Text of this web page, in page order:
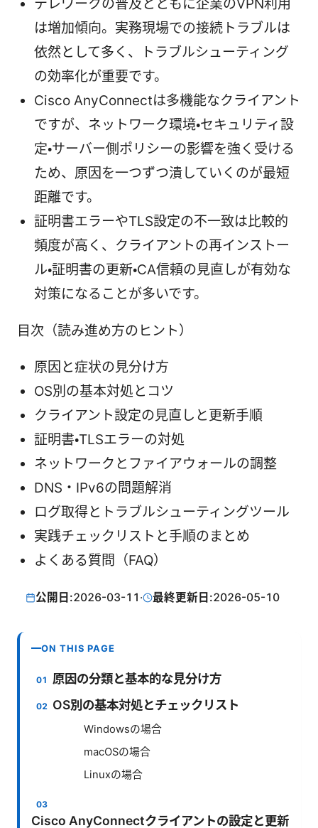
テレワークの普及とともに企業のVPN利用
は増加傾向。実務現場での接続トラブルは
依然として多く、トラブルシューティング
の効率化が重要です。
Cisco AnyConnectは多機能なクライアント
ですが、ネットワーク環境・セキュリティ設
定・サーバー側ポリシーの影響を強く受ける
ため、原因を一つずつ潰していくのが最短
距離です。
証明書エラーやTLS設定の不一致は比較的
頻度が高く、クライアントの再インストー
ル・証明書の更新・CA信頼の見直しが有効な
対策になることが多いです。
目次（読み進め方のヒント）
原因と症状の見分け方
OS別の基本対処とコツ
クライアント設定の見直しと更新手順
証明書・TLSエラーの対処
ネットワークとファイアウォールの調整
DNS・IPv6の問題解消
ログ取得とトラブルシューティングツール
実践チェックリストと手順のまとめ
よくある質問（FAQ）
公開日:2026-03-11 · 最終更新日:2026-05-10
ON THIS PAGE
原因の分類と基本的な見分け方
OS別の基本対処とチェックリスト
Windowsの場合
macOSの場合
Linuxの場合
Cisco AnyConnectクライアントの設定と更新